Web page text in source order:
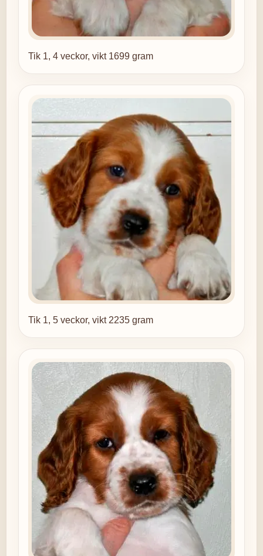
Tik 1, 4 veckor, vikt 1699 gram
Tik 1, 5 veckor, vikt 2235 gram